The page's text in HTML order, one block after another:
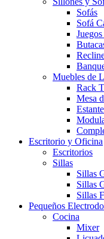
Sofás
Sofá
Muebles de
Rack
Mesa
Escritorio y Oficina
Escritorios
Sillas
Sillas
Sillas
Sillas
Pequeños
Cocina
Mixer